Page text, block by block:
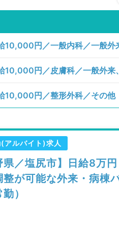
10,000円／一般内科／一般外
10,000円／皮膚科／一般外来
10,000円／整形外科／その他
アルバイト)求人
県／塩尻市】日給8万
整が可能な外来・病棟
）